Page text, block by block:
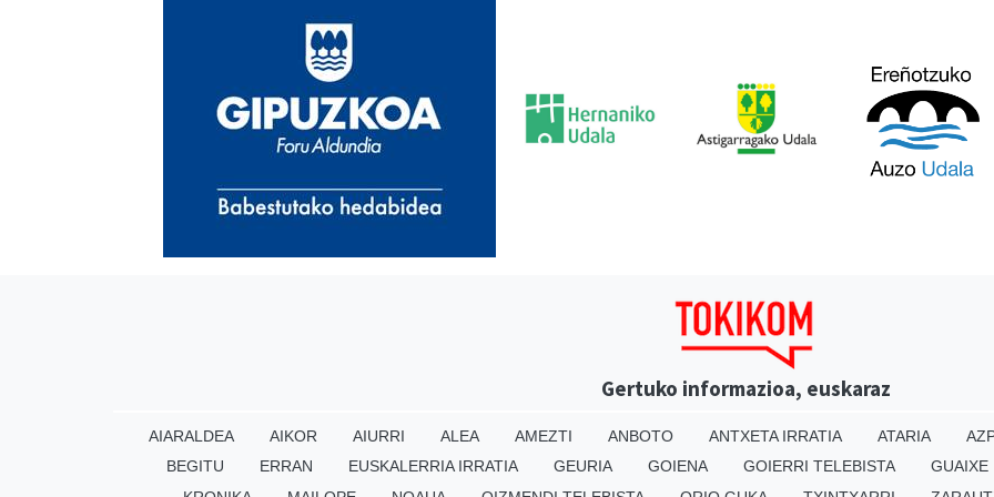
Gertuko informazioa, euskaraz
AIARALDEA AIKOR AIURRI ALEA AMEZTI ANBOTO ANTXETA IRRATIA ATARIA
BEGITU
ERRAN EUSKALERRIA IRRATIA GEURIA GOIENA GOIERRI TELEBISTA
GUAIXE